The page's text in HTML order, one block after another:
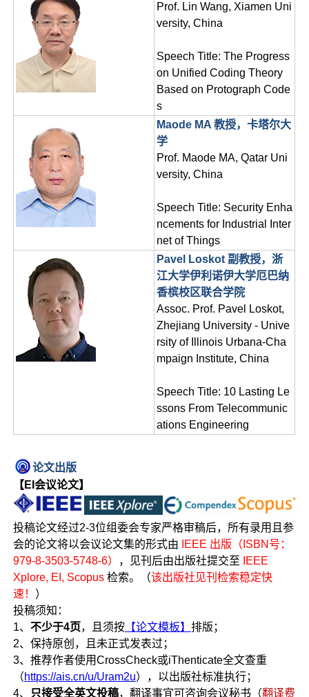
Prof. Lin Wang, Xiamen Uni
versity, China
Speech Title: The Progress
on Unified Coding Theory
Based on Protograph Code
s
Maode MA 教授，卡塔尔大
学
Prof. Maode MA, Qatar Uni
versity, China
Speech Title: Security Enha
ncements for Industrial Inter
net of Things
Pavel Loskot 副教授，浙
江大学伊利诺伊大学厄巴纳
香槟校区联合学院
Assoc. Prof. Pavel Loskot,
Zhejiang University - Unive
rsity of Illinois Urbana-Cha
mpaign Institute, China
Speech Title: 10 Lasting Le
ssons From Telecommunic
ations Engineering
论文出版
【EI会议论文】
投稿论文经过2-3位组委会专家严格审稿后，所有录用且参
会的论文将以会议论文集的形式由 IEEE 出版（ISBN号：
979-8-3503-5748-6）
，见刊后由出版社提交至 IEEE
Xplore, EI, Scopus 检索。（该出版社见刊检索稳定快
速！ ）
投稿须知：
1、不少于4页，且须按 【论文模板】排版；
2、保持原创，且未正式发表过；
3、推荐作者使用CrossCheck或iThenticate全文查重
（https://ais.cn/u/Uram2u），以出版社标准执行；
4、
只接受全英文投稿，翻译事宜可咨询会议秘书（翻译费